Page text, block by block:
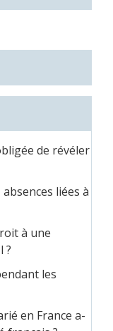
de révéler
liées à
à une
?
les
en France a-